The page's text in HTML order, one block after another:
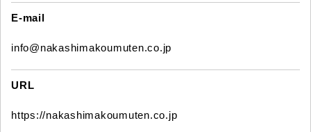
E-mail
info@nakashimakoumuten.co.jp
URL
https://nakashimakoumuten.co.jp